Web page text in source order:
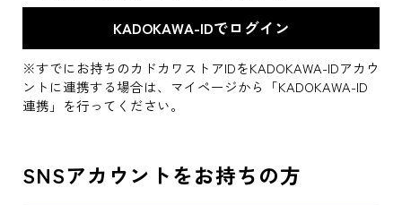
※すでにお持ちのカドカワストアIDをKADOKAWA-IDアカウ
ントに連携する場合は、マイページから「KADOKAWA-ID
連携」を行ってください。
SNSアカウントをお持ちの方